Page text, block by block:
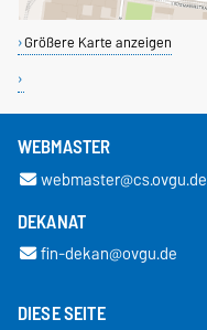
Größere Karte anzeigen
WEBMASTER
webmaster@cs.ovgu.de
DEKANAT
fin-dekan@ovgu.de
DIESE SEITE